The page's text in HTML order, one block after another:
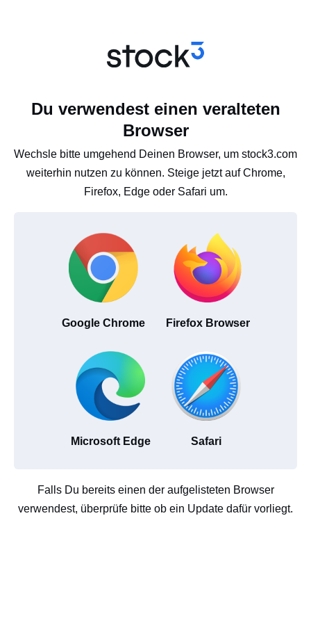
Du verwendest einen veralteten
Browser
Wechsle bitte umgehend Deinen Browser, um stock3.com
weiterhin nutzen zu können. Steige jetzt auf Chrome,
Firefox, Edge oder Safari um.
Google Chrome Firefox Browser
Microsoft Edge Safari
Falls Du bereits einen der aufgelisteten Browser
verwendest, überprüfe bitte ob ein Update dafür vorliegt.